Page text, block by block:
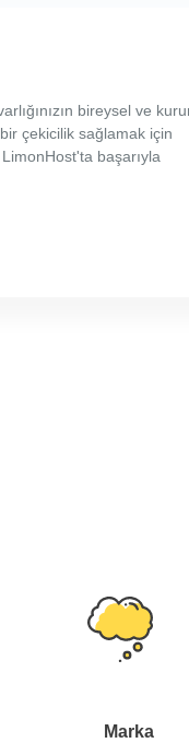
bireysel ve
çekicilik sağlamak için
başarıyla
Marka